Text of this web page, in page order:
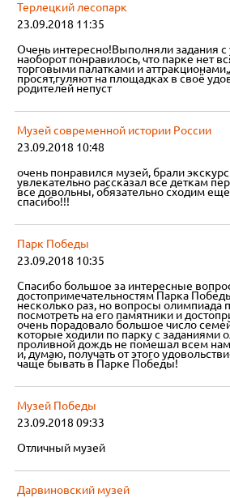
Терлецкий лесопарк
23.09.2018 11:35
Очень интересно!Выполняли задания
наоборот понравилось, что парке нет
торговыми палатками и
просят,гуляют на площадках в своё
родителей непуст
Музей современной истории России
23.09.2018 10:48
очень понравился музей, брали
увлекательно рассказал все деткам
все довольны, обязательно сходим
спасибо!!!
Парк Победы
23.09.2018 10:35
Спасибо большое за интересные
достопримечательностям Парка
несколько раз, но вопросы олимпиада
посмотреть на его памятники и
очень порадовало большое число
которые ходили по парку с заданиями
проливной дождь не помешал всем
и, думаю, получать от этого
чаще бывать в Парке Победы!
Музей Победы
23.09.2018 09:33
Отличный музей
Дарвиновский музей